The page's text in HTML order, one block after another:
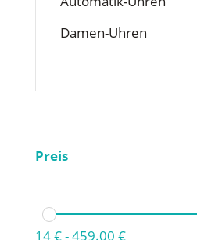
Damen-Uhren
Preis
14€-459.00 €